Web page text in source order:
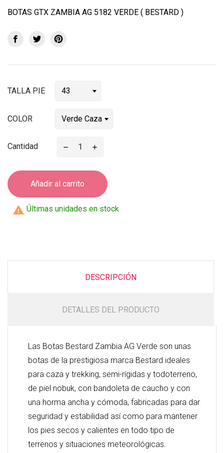
BOTAS GTX ZAMBIA AG 5182 VERDE ( BESTARD )
TALLA PIE
COLOR
Cantidad
Añadir al carrito
 Últimas unidades en stock
DESCRIPCIÓN
DETALLES DEL PRODUCTO
Las Botas Bestard Zambia AG Verde son unas
botas de la prestigiosa marca Bestard ideales
para caza y trekking, semi-rígidas y todoterreno,
de piel nobuk, con bandoleta de caucho y con
una horma ancha y cómoda, fabricadas para dar
seguridad y estabilidad así como para mantener
los pies secos y calientes en todo tipo de
terrenos y situaciones meteorológicas.